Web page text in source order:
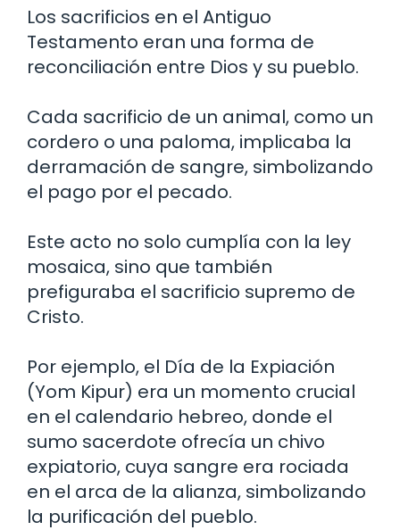
Los sacrificios en el Antiguo
Testamento eran una forma de
reconciliación entre Dios y su pueblo.
Cada sacrificio de un animal, como un
cordero o una paloma, implicaba la
derramación de sangre, simbolizando
el pago por el pecado.
Este acto no solo cumplía con la ley
mosaica, sino que también
prefiguraba el sacrificio supremo de
Cristo.
Por ejemplo, el Día de la Expiación
(Yom Kipur) era un momento crucial
en el calendario hebreo, donde el
sumo sacerdote ofrecía un chivo
expiatorio, cuya sangre era rociada
en el arca de la alianza, simbolizando
la purificación del pueblo.